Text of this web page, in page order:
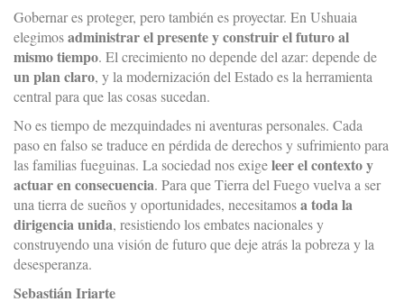
Gobernar es proteger, pero también es proyectar. En Ushuaia
elegimosadministrar el presente y construir el futuro al
mismo tiempo. El crecimiento no depende del azar: depende de
un plan claro, y la modernización del Estado es la herramienta
central para que las cosas sucedan.
No es tiempo de mezquindades ni aventuras personales. Cada
paso en falso se traduce en pérdida de derechos y sufrimiento para
las familias fueguinas. La sociedad nos exigeleer el contexto y
actuar en consecuencia. Para que Tierra del Fuego vuelva a ser
una tierra de sueños y oportunidades, necesitamosa toda la
dirigencia unida, resistiendo los embates nacionales y
construyendo una visión de futuro que deje atrás la pobreza y la
desesperanza.
Sebastián Iriarte